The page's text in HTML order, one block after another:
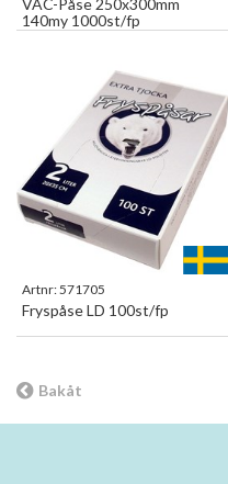
VAC-Påse 250x300mm
140my 1000st/fp
Artnr:571705
Fryspåse LD 100st/fp
Bakåt